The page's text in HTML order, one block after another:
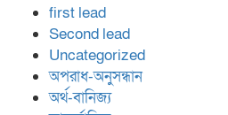
first lead
Second lead
Uncategorized
অপরাধ-অনুসন্ধান
অর্থ-বানিজ্য